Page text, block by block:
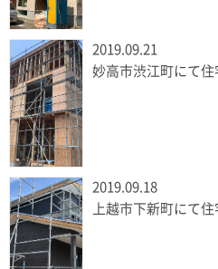
2019.09.21
妙高市渋江町にて住
2019.09.18
上越市下新町にて住